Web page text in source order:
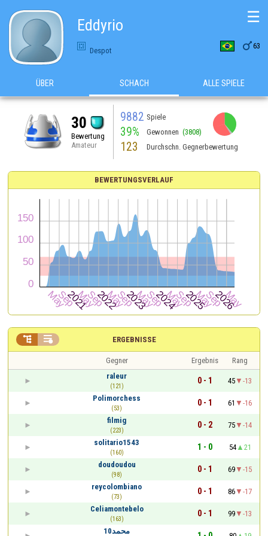
Eddyrio
Despot 63
☰
ÜBER SCHACH ALLE SPIELE
30
Bewertung
Amateur
9882 Spiele
39% Gewonnen (3808)
123 Durchschn. Gegnerbewertung
BEWERTUNGSVERLAUF
ERGEBNISSE
 
Gegner Ergebnis
Rang
raleur
(121)
0 - 1 45
-13
Polimorchess
(53)
0 - 1 61
-16
filmig
(223)
0 - 2 75
-14
solitario1543
(160)
1 - 0 54
21
doudoudou
(98)
0 - 1 69
-15
reycolombiano
(73)
0 - 1 86
-17
Celiamontebelo
(163)
0 - 1 99
-13
محمد10